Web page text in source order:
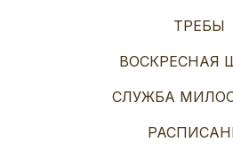
ТРЕБЫ
ВОСКРЕСНАЯ
СЛУЖБА